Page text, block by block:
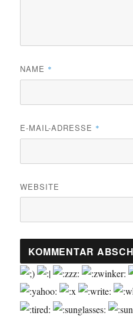
NAME *
E-MAIL-ADRESSE *
WEBSITE